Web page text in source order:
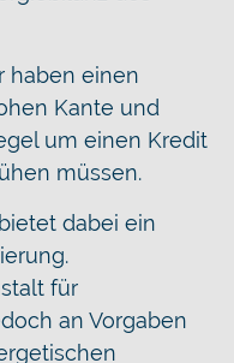
haben einen
Kante und
um einen Kredit
müssen.
dabei ein
für
an Vorgaben